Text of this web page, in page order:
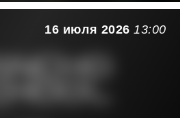
16 июля 202613:00